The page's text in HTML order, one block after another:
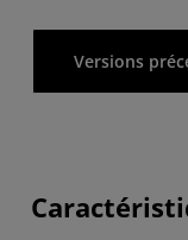
Versions